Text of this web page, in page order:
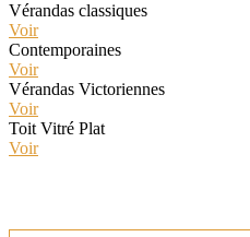
Vérandas classiques
Voir
Contemporaines
Voir
Vérandas Victoriennes
Voir
Toit Vitré Plat
Voir